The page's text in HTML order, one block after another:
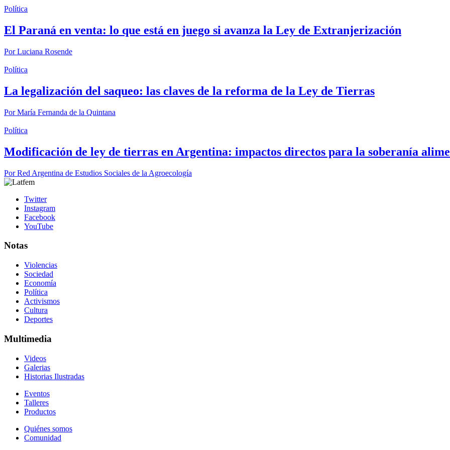
Política
El Paraná en venta: lo que está en juego si avanza la Ley de Extranjerización
PorLuciana Rosende
Política
La legalización del saqueo: las claves de la reforma de la Ley de Tierras
PorMaría Fernanda de la Quintana
Política
Modificación de ley de tierras en Argentina: impactos directos para la soberanía
PorRed Argentina de Estudios Sociales de la Agroecología
Twitter
Instagram
Facebook
YouTube
Notas
Violencias
Sociedad
Economía
Política
Activismos
Cultura
Deportes
Multimedia
Videos
Galerias
Historias Ilustradas
Eventos
Talleres
Productos
Quiénes somos
Comunidad